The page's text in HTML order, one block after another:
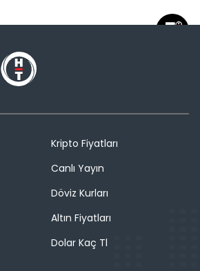
Kripto Fiyatları
Canlı Yayın
Döviz Kurları
Altın Fiyatları
Dolar Kaç Tl